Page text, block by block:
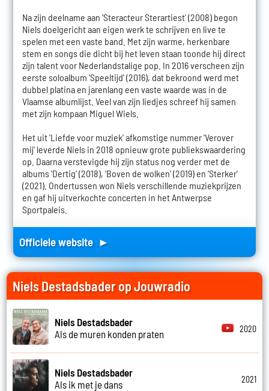
Na zijn deelname aan 'Steracteur Sterartiest' (2008) begon
Niels doelgericht aan eigen werk te schrijven en live te
spelen met een vaste band. Met zijn warme, herkenbare
stem en songs die dicht bij het leven staan toonde hij direct
zijn talent voor Nederlandstalige pop. In 2016 verscheen zijn
eerste soloalbum 'Speeltijd' (2016), dat bekroond werd met
dubbel platina en jarenlang een vaste waarde was in de
Vlaamse albumlijst. Veel van zijn liedjes schreef hij samen
met zijn kompaan Miguel Wiels.
Het uit 'Liefde voor muziek' afkomstige nummer 'Verover
mij' leverde Niels in 2018 opnieuw grote publiekswaardering
op. Daarna verstevigde hij zijn status nog verder met de
albums 'Dertig' (2018), 'Boven de wolken' (2019) en 'Sterker'
(2021). Ondertussen won Niels verschillende muziekprijzen
en gaf hij uitverkochte concerten in het Antwerpse
Sportpaleis.
Officiele website ►
Niels Destadsbader op Jouwradio
Niels Destadsbader
Als de muren konden praten
2020
Niels Destadsbader
Als ik met je dans
2021